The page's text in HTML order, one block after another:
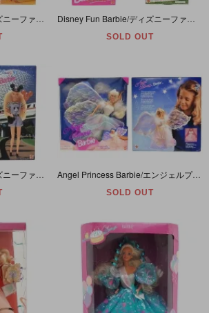
Disney Fun Barbie/ディズニーファンバービー・1995年 Disney Fun Barbie/ディズニーファンバービー・1992年
SOLD OUT
Angel Princess Barbie/エンジェルプリンセスバービー・天使・1996年
SOLD OUT